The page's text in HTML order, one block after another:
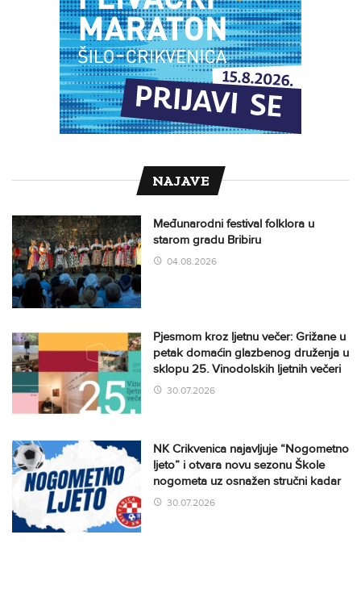
NAJAVE
Međunarodni festival folklora u
starom gradu Bribiru
04.08.2026
Pjesmom kroz ljetnu večer: Grižane u
petak domaćin glazbenog druženja u
sklopu 25. Vinodolskih ljetnih večeri
30.07.2026
NK Crikvenica najavljuje “Nogometno
ljeto” i otvara novu sezonu Škole
nogometa uz osnažen stručni kadar
30.07.2026